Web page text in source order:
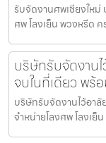
รับจัดงานศพเชียงให
ศพ โลงเย็น พวงหรีด
บริษัทรับจัดงาน
จบในที่เดียว พร้
บริษัทรับจัดงานไว้อา
จำหน่ายโลงศพ โลงเ